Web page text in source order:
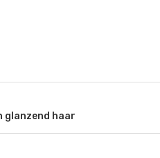
glanzend haar